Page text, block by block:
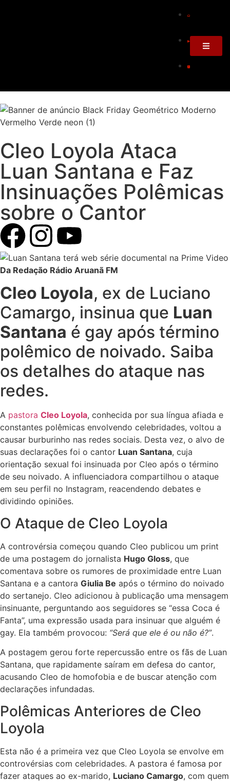
Cleo Loyola Ataca
Luan Santana e Faz
Insinuações Polêmicas
sobre o Cantor
Da Redação Rádio Aruanã FM
Cleo Loyola, ex de Luciano
Camargo, insinua que Luan
Santana é gay após término
polêmico de noivado. Saiba
os detalhes do ataque nas
redes.
A pastora Cleo Loyola, conhecida por sua língua afiada e
constantes polêmicas envolvendo celebridades, voltou a
causar burburinho nas redes sociais. Desta vez, o alvo de
suas declarações foi o cantor Luan Santana, cuja
orientação sexual foi insinuada por Cleo após o término
de seu noivado. A influenciadora compartilhou o ataque
em seu perfil no Instagram, reacendendo debates e
dividindo opiniões.
O Ataque de Cleo Loyola
A controvérsia começou quando Cleo publicou um print
de uma postagem do jornalista Hugo Gloss, que
comentava sobre os rumores de proximidade entre Luan
Santana e a cantora Giulia Be após o término do noivado
do sertanejo. Cleo adicionou à publicação uma mensagem
insinuante, perguntando aos seguidores se “essa Coca é
Fanta”, uma expressão usada para insinuar que alguém é
gay. Ela também provocou: “Será que ele é ou não é?”.
A postagem gerou forte repercussão entre os fãs de Luan
Santana, que rapidamente saíram em defesa do cantor,
acusando Cleo de homofobia e de buscar atenção com
declarações infundadas.
Polêmicas Anteriores de Cleo
Loyola
Esta não é a primeira vez que Cleo Loyola se envolve em
controvérsias com celebridades. A pastora é famosa por
fazer ataques ao ex-marido, Luciano Camargo, com quem